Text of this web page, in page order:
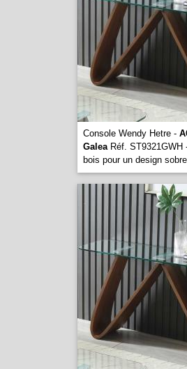
Console Wendy Hetre -
GaleaRéf. ST9321GWH
bois pour un design sobre